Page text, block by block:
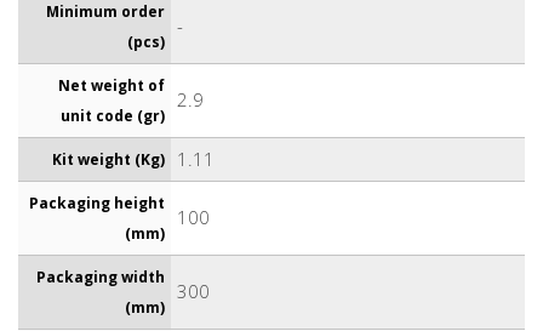
Minimum order
(pcs)
-
Net weight of
unit code (gr)
2.9
Kit weight (Kg) 1.11
Packaging height
(mm)
100
Packaging width
(mm)
300